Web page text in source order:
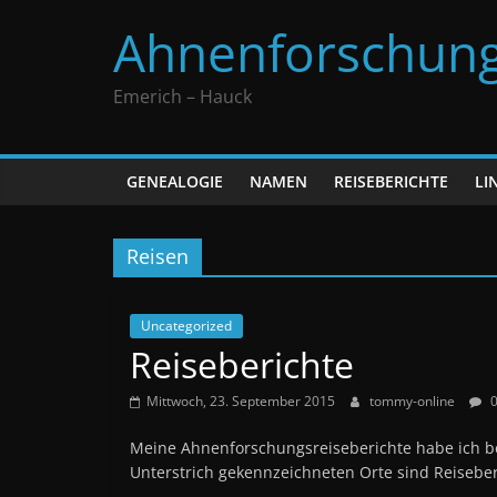
Emerich – Hauck
GENEALOGIE NAMEN REISEBERICHTE
Reisen
Uncategorized
Reiseberichte
Mittwoch, 23. September 2015 tommy-online
Meine Ahnenforschungsreiseberichte habe ich
Unterstrich gekennzeichneten Orte sind